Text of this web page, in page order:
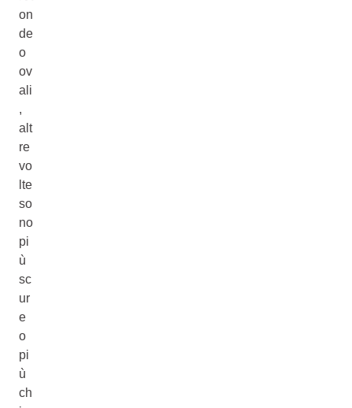
on
de
o
ov
ali
,
alt
re
vo
lte
so
no
pi
ù
sc
ur
e
o
pi
ù
ch